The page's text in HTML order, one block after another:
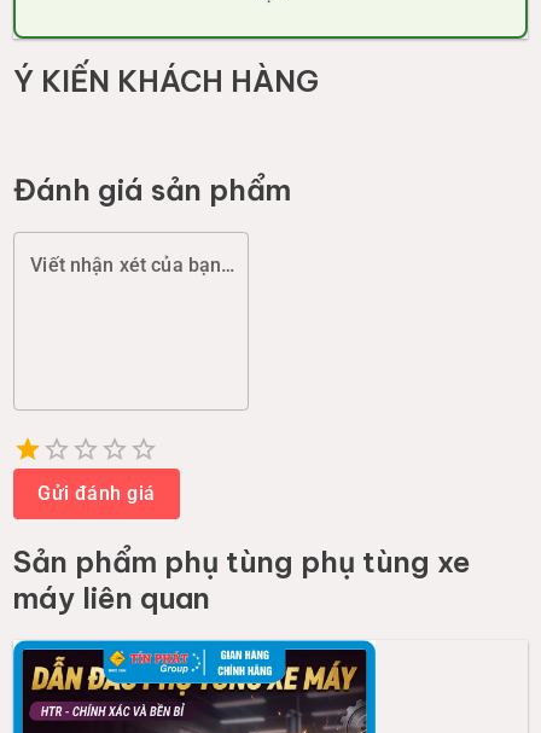
Ý KIẾN KHÁCH HÀNG
Đánh giá sản phẩm
Viết nhận xét của bạn (chất lượng, đóng gói, giao hàng...)
1 Star
2 Stars
3 Stars
4 Stars
5 Stars
Gửi đánh giá
Sản phẩm phụ tùng phụ tùng xe
máy liên quan